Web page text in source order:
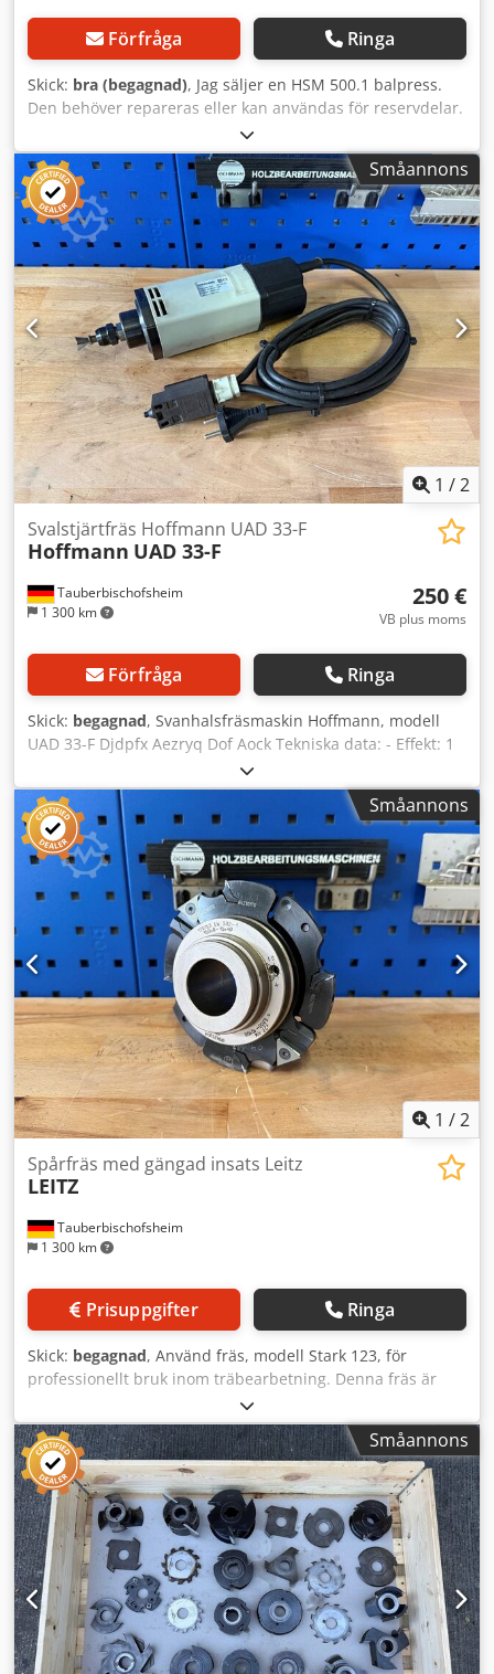
Förfråga Ringa
Skick: bra (begagnad), Jag säljer en HSM 500.1 balpress.
Den behöver repareras eller kan användas för reservdelar.
Småannons
1 /2
Tauberbischofsheim
1 300 km
Svalstjärtfräs Hoffmann UAD 33-F
Hoffmann UAD 33-F
250 €
VB plus moms
Förfråga Ringa
Skick: begagnad, Svanhalsfräsmaskin Hoffmann, modell
UAD 33-F Djdpfx Aezryq Dof Aock Tekniska data: - Effekt: 1
000 W - Varvtal: 33 000 varv/min
Småannons
1 /2
Tauberbischofsheim
1 300 km
Spårfräs med gängad insats Leitz
LEITZ
Prisuppgifter Ringa
Skick: begagnad, Använd fräs, modell Stark 123, för
professionellt bruk inom träbearbetning. Denna fräs är
lämplig för vanliga bearbetningsuppgifter för den här
typen av maskin och kan inspekteras efter
överenskommelse. Ytterligare tekniska data och det exakta
skicket lämnas gärna på begäran. Dsdpjzryn Nsfx Af Aeck
Småannons